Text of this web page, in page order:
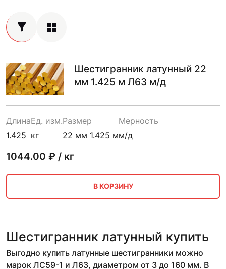
Шестигранник латунный 22
мм 1.425 м Л63 м/д
Длина
1.425
Ед. изм.
кг
Размер
22 мм 1.425 м
Мерность
м/д
1044.00 ₽ / кг
В КОРЗИНУ
Шестигранник латунный купить
Выгодно купить латунные шестигранники можно
марок ЛС59-1 и Л63, диаметром от 3 до 160 мм. В